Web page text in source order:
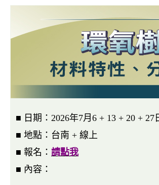
■ 日期：2026年7月6 + 13 + 20 + 27
■ 地點：台南 + 線上
■ 報名： 請點我
■ 內容：